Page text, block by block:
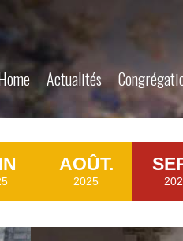
Actualités
AOÛT.
2025